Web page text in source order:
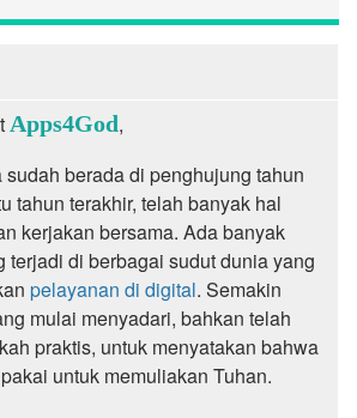
Apps4God,
berada di penghujung tahun
tahun terakhir, telah banyak hal
kerjakan bersama. Ada banyak
terjadi di berbagai sudut dunia yang
pelayanan di digital. Semakin
mulai menyadari, bahkan telah
praktis, untuk menyatakan bahwa
untuk memuliakan Tuhan.